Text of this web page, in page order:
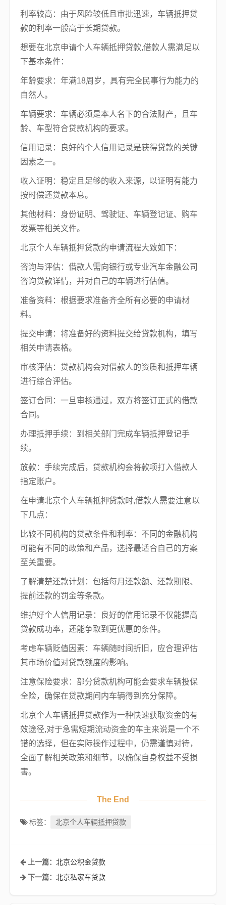
利率较高：由于风险较低且审批迅速，车辆抵押贷
款的利率一般高于长期贷款。
想要在北京申请个人车辆抵押贷款,借款人需满足以
下基本条件：
年龄要求：年满18周岁，具有完全民事行为能力的
自然人。
车辆要求：车辆必须是本人名下的合法财产，且车
龄、车型符合贷款机构的要求。
信用记录：良好的个人信用记录是获得贷款的关键
因素之一。
收入证明：稳定且足够的收入来源，以证明有能力
按时偿还贷款本息。
其他材料：身份证明、驾驶证、车辆登记证、购车
发票等相关文件。
北京个人车辆抵押贷款的申请流程大致如下：
咨询与评估：借款人需向银行或专业汽车金融公司
咨询贷款详情，并对自己的车辆进行估值。
准备资料：根据要求准备齐全所有必要的申请材
料。
提交申请：将准备好的资料提交给贷款机构，填写
相关申请表格。
审核评估：贷款机构会对借款人的资质和抵押车辆
进行综合评估。
签订合同：一旦审核通过，双方将签订正式的借款
合同。
办理抵押手续：到相关部门完成车辆抵押登记手
续。
放款：手续完成后，贷款机构会将款项打入借款人
指定账户。
在申请北京个人车辆抵押贷款时,借款人需要注意以
下几点：
比较不同机构的贷款条件和利率：不同的金融机构
可能有不同的政策和产品，选择最适合自己的方案
至关重要。
了解清楚还款计划：包括每月还款额、还款期限、
提前还款的罚金等条款。
维护好个人信用记录：良好的信用记录不仅能提高
贷款成功率，还能争取到更优惠的条件。
考虑车辆贬值因素：车辆随时间折旧，应合理评估
其市场价值对贷款额度的影响。
注意保险要求：部分贷款机构可能会要求车辆投保
全险，确保在贷款期间内车辆得到充分保障。
北京个人车辆抵押贷款作为一种快速获取资金的有
效途径,对于急需短期流动资金的车主来说是一个不
错的选择，但在实际操作过程中，仍需谨慎对待，
全面了解相关政策和细节，以确保自身权益不受损
害。
The End
标签： 北京个人车辆抵押贷款
上一篇： 北京公积金贷款
下一篇： 北京私家车贷款